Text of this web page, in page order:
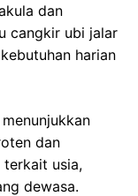
dan
cangkir ubi jalar
harian
dan
terkait usia,
dewasa.